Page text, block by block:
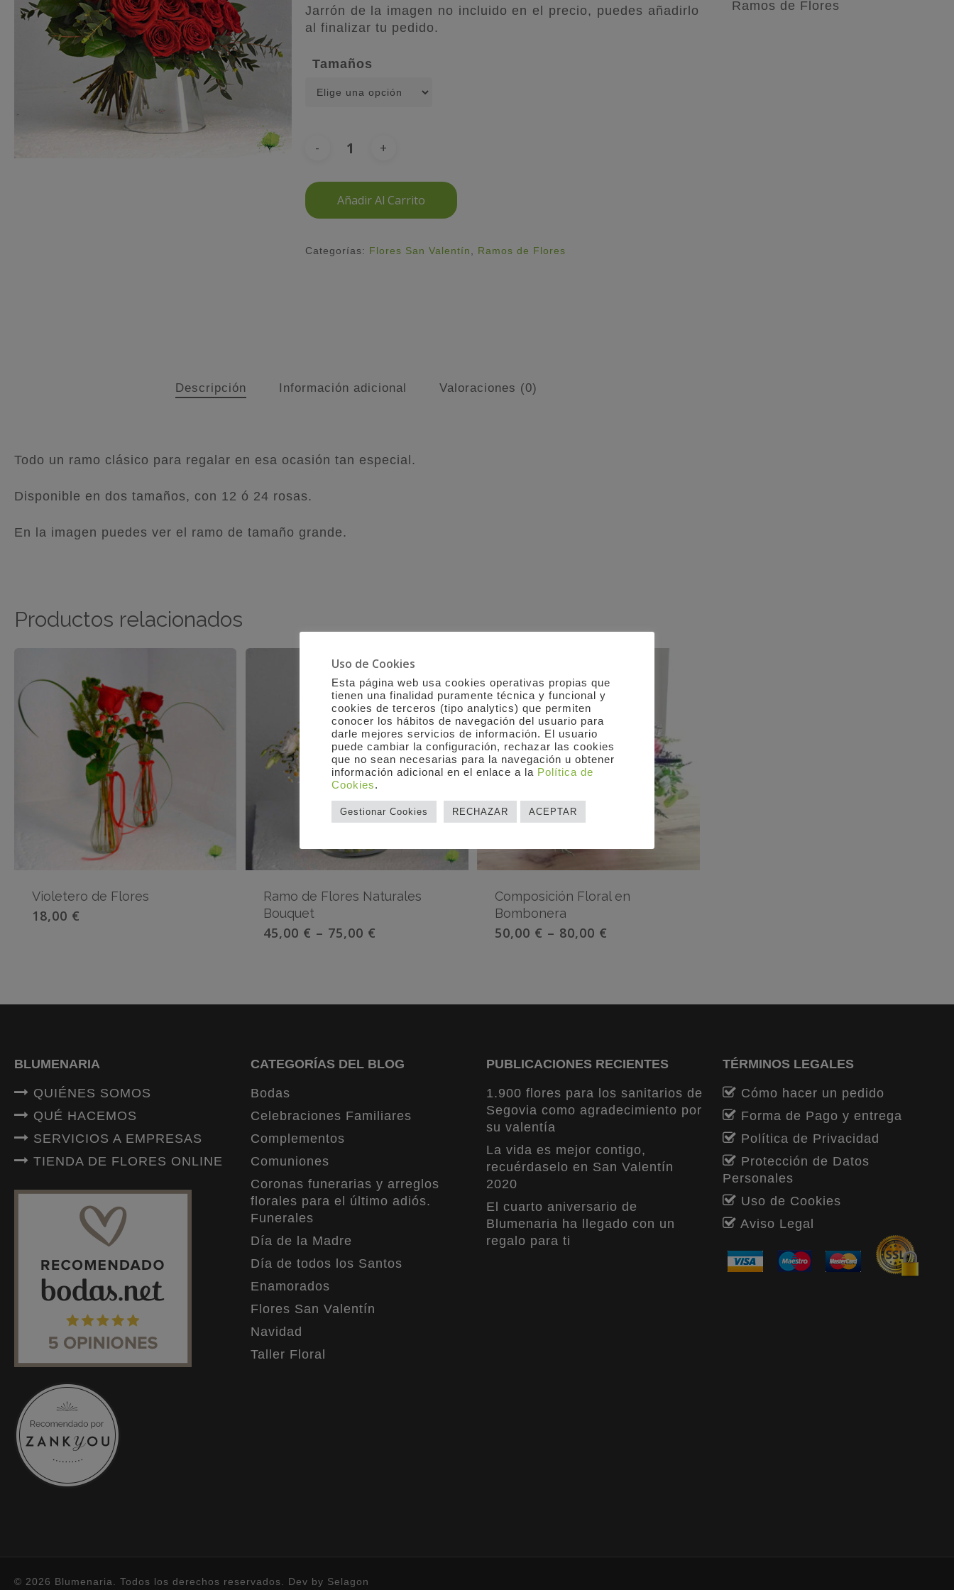
Pulsa enter para buscar o ESC para cerrar
Jarrón de la imagen no incluido en el precio, puedes añadirlo
al finalizar tu pedido.
Tamaños
Añadir Al Carrito
Categorías: Flores San Valentín Ramos de Flores
Descripción Información adicional Valoraciones (0)
Todo un ramo clásico para regalar en esa ocasión tan especial.
Disponible en dos tamaños, con 12 ó 24 rosas.
En la imagen puedes ver el ramo de tamaño grande.
Productos relacionados
Violetero de Flores
18,00 €
Ramo de Flores Naturales
Bouquet
45,00 € – 75,00 €
Composición Floral en
Bombonera
50,00 € – 80,00 €
Ramos de Flores
BLUMENARIA
QUIÉNES SOMOS
QUÉ HACEMOS
SERVICIOS A EMPRESAS
TIENDA DE FLORES ONLINE
CATEGORÍAS DEL BLOG
Bodas
Celebraciones Familiares
Complementos
Comuniones
Coronas funerarias y arreglos
florales para el último adiós.
Funerales
Día de la Madre
Día de todos los Santos
Enamorados
Flores San Valentín
Navidad
Taller Floral
PUBLICACIONES RECIENTES
1.900 flores para los sanitarios de
Segovia como agradecimiento por
su valentía
La vida es mejor contigo,
recuérdaselo en San Valentín
2020
El cuarto aniversario de
Blumenaria ha llegado con un
regalo para ti
TÉRMINOS LEGALES
Cómo hacer un pedido
Forma de Pago y entrega
Política de Privacidad
Protección de Datos
Personales
Uso de Cookies
Aviso Legal
© 2026 Blumenaria. Todos los derechos reservados. Dev by Selagon
Uso de Cookies
Esta página web usa cookies operativas propias que
tienen una finalidad puramente técnica y funcional y
cookies de terceros (tipo analytics) que permiten
conocer los hábitos de navegación del usuario para
darle mejores servicios de información. El usuario
puede cambiar la configuración, rechazar las cookies
que no sean necesarias para la navegación u obtener
información adicional en el enlace a la Política de
Cookies.
Gestionar Cookies RECHAZAR ACEPTAR